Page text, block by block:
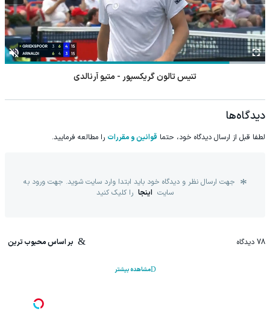
تنیس تالون گریکسپور - متیو آرنالدی
دیدگاه‌ها
لطفا قبل از ارسال دیدگاه خود، حتما قوانین و مقررات را مطالعه فرمایید.
جهت ارسال نظر و دیدگاه خود باید ابتدا وارد سایت شوید. جهت ورود به
سایت اینجا را کلیک کنید
78 دیدگاه بر اساس محبوب ترین
مشاهده بیشتر